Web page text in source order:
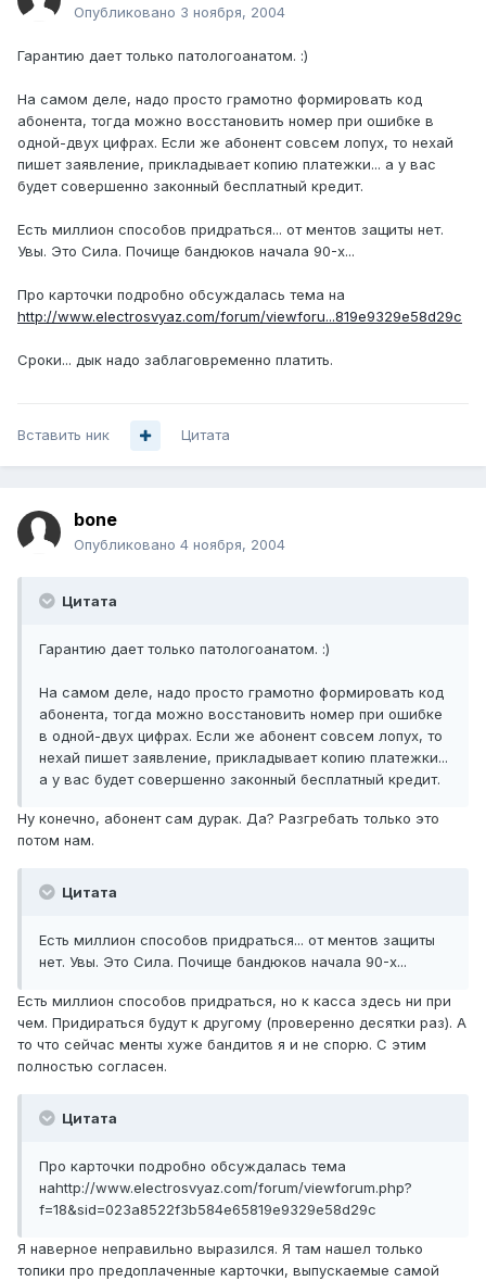
Опубликовано 3 ноября, 2004
Гарантию дает только патологоанатом. :)
На самом деле, надо просто грамотно формировать код
абонента, тогда можно восстановить номер при ошибке в
одной-двух цифрах. Если же абонент совсем лопух, то нехай
пишет заявление, прикладывает копию платежки... а у вас
будет совершенно законный бесплатный кредит.
Есть миллион способов придраться... от ментов защиты нет.
Увы. Это Сила. Почище бандюков начала 90-х...
Про карточки подробно обсуждалась тема на
http://www.electrosvyaz.com/forum/viewforu...819e9329e58d29c
Сроки... дык надо заблаговременно платить.
Вставить ник Цитата
bone
Опубликовано 4 ноября, 2004
Цитата
Гарантию дает только патологоанатом. :)
На самом деле, надо просто грамотно формировать код
абонента, тогда можно восстановить номер при ошибке
в одной-двух цифрах. Если же абонент совсем лопух, то
нехай пишет заявление, прикладывает копию платежки...
а у вас будет совершенно законный бесплатный кредит.
Ну конечно, абонент сам дурак. Да? Разгребать только это
потом нам.
Цитата
Есть миллион способов придраться... от ментов защиты
нет. Увы. Это Сила. Почище бандюков начала 90-х...
Есть миллион способов придраться, но к касса здесь ни при
чем. Придираться будут к другому (проверенно десятки раз). А
то что сейчас менты хуже бандитов я и не спорю. С этим
полностью согласен.
Цитата
Про карточки подробно обсуждалась тема
наhttp://www.electrosvyaz.com/forum/viewforum.php?
f=18&sid=023a8522f3b584e65819e9329e58d29c
Я наверное неправильно выразился. Я там нашел только
топики про предоплаченные карточки, выпускаемые самой